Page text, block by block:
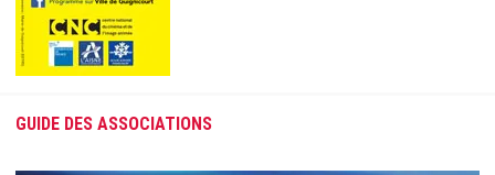
GUIDE DES ASSOCIATIONS